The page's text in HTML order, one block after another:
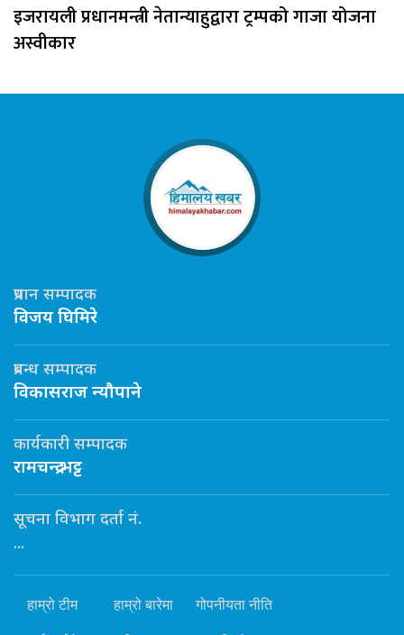
इजरायली प्रधानमन्त्री नेतान्याहुद्वारा ट्रम्पको गाजा योजना
अस्वीकार
प्रधान सम्पादक
विजय घिमिरे
प्रबन्ध सम्पादक
विकासराज न्यौपाने
कार्यकारी सम्पादक
रामचन्द्र भट्ट
सूचना विभाग दर्ता नं.
...
हाम्रो टीम हाम्रो बारेमा गोपनीयता नीति